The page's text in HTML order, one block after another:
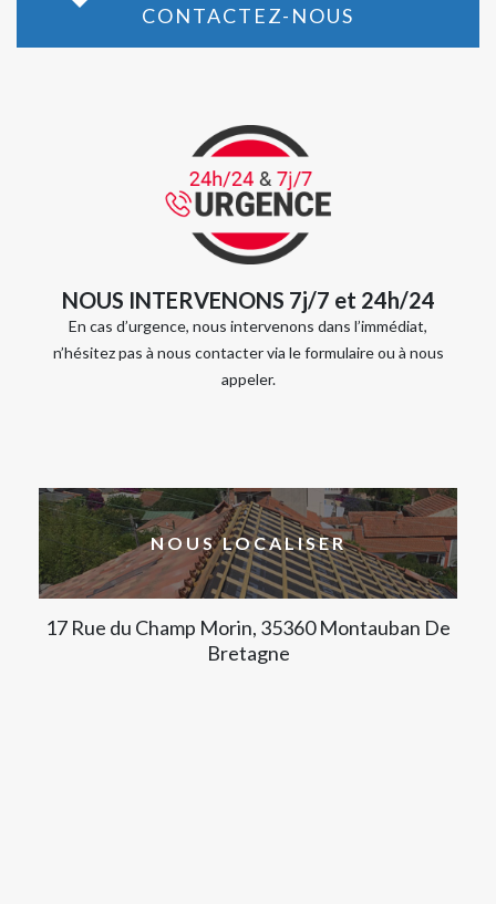
CONTACTEZ-NOUS
NOUS INTERVENONS 7j/7 et 24h/24
En cas d’urgence, nous intervenons dans l’immédiat,
n’hésitez pas à nous contacter via le formulaire ou à nous
appeler.
NOUS LOCALISER
17 Rue du Champ Morin, 35360 Montauban De
Bretagne